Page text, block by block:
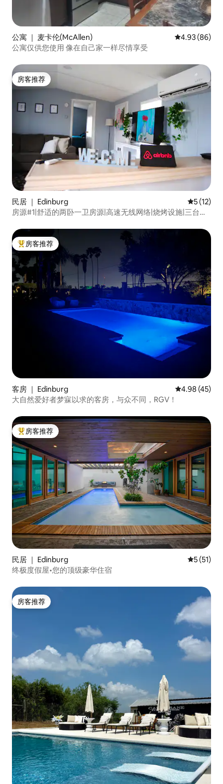
公寓 ｜ 麦卡伦(McAllen) 平均评分 4.93
4.93 (86)
公寓仅供您使用 像在自己家一样尽情享受
房客推荐
房客推荐
民居 ｜ Edinburg 平均评分
5 (12)
房源#1|舒适的两卧一卫房源|高速无线网络|烧烤设施|三台电
热门「房客推荐」
房客推荐
客房 ｜ Edinburg 平均评分
4.98 (45)
大自然爱好者梦寐以求的客房，与众不同，RGV！
热门「房客推荐」
房客推荐
民居 ｜ Edinburg 平均评分
5 (51)
终极度假屋•您的顶级豪华住宿
房客推荐
房客推荐